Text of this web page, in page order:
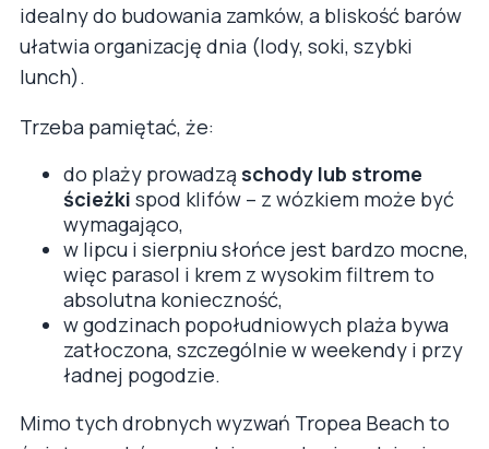
idealny do budowania zamków, a bliskość barów
ułatwia organizację dnia (lody, soki, szybki
lunch).
Trzeba pamiętać, że:
do plaży prowadzą schody lub strome
ścieżki spod klifów – z wózkiem może być
wymagająco,
w lipcu i sierpniu słońce jest bardzo mocne,
więc parasol i krem z wysokim filtrem to
absolutna konieczność,
w godzinach popołudniowych plaża bywa
zatłoczona, szczególnie w weekendy i przy
ładnej pogodzie.
Mimo tych drobnych wyzwań Tropea Beach to